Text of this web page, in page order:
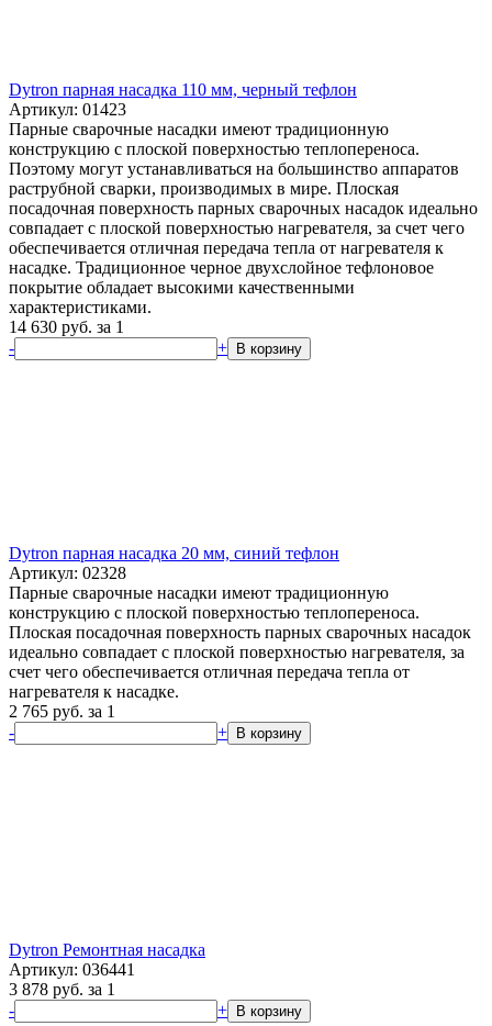
Dytron парная насадка 110 мм, черный тефлон
Артикул: 01423
Парные сварочные насадки имеют традиционную
конструкцию с плоской поверхностью теплопереноса.
Поэтому могут устанавливаться на большинство аппаратов
раструбной сварки, производимых в мире. Плоская
посадочная поверхность парных сварочных насадок идеально
совпадает с плоской поверхностью нагревателя, за счет чего
обеспечивается отличная передача тепла от нагревателя к
насадке. Традиционное черное двухслойное тефлоновое
покрытие обладает высокими качественными
характеристиками.
14 630 руб. за 1
-
+ В корзину
Dytron парная насадка 20 мм, синий тефлон
Артикул: 02328
Парные сварочные насадки имеют традиционную
конструкцию с плоской поверхностью теплопереноса.
Плоская посадочная поверхность парных сварочных насадок
идеально совпадает с плоской поверхностью нагревателя, за
счет чего обеспечивается отличная передача тепла от
нагревателя к насадке.
2 765 руб. за 1
-
+ В корзину
Dytron Ремонтная насадка
Артикул: 036441
3 878 руб. за 1
-
+ В корзину